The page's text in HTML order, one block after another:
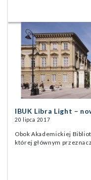
IBUK Libra Light –
20 lipca 2017
Obok Akademickiej
której głównym